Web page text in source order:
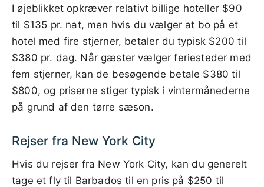
I øjeblikket opkræver relativt billige hoteller $90
til $135 pr. nat, men hvis du vælger at bo på et
hotel med fire stjerner, betaler du typisk $200 til
$380 pr. dag. Når gæster vælger feriesteder med
fem stjerner, kan de besøgende betale $380 til
$800, og priserne stiger typisk i vintermånederne
på grund af den tørre sæson.
Rejser fra New York City
Hvis du rejser fra New York City, kan du generelt
tage et fly til Barbados til en pris på $250 til